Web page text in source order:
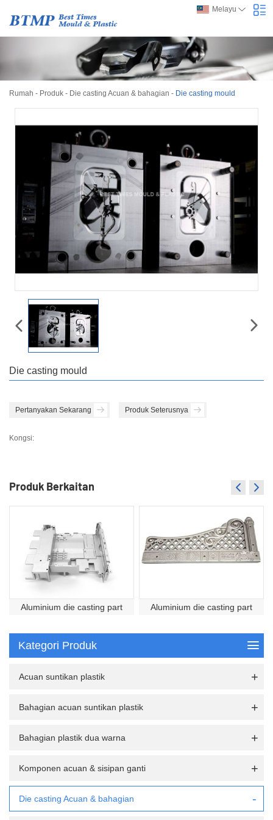
Melayu
Rumah - Produk - Die casting Acuan & bahagian - Die casting mould
Die casting mould
Pertanyakan Sekarang Produk Seterusnya
Kongsi:
Produk Berkaitan
Aluminium die casting part Aluminium die casting part
Kategori Produk
Acuan suntikan plastik
Bahagian acuan suntikan plastik
Bahagian plastik dua warna
Komponen acuan & sisipan ganti
Die casting Acuan & bahagian